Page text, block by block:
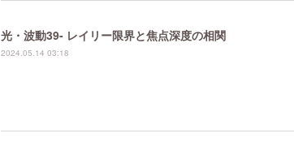
光・波動39- レイリー限界と焦点深度の相関
2024.05.14 03:18